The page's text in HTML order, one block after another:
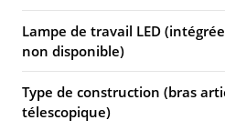
Lampe de travail LED
non disponible)
Type de construction (bras
télescopique)